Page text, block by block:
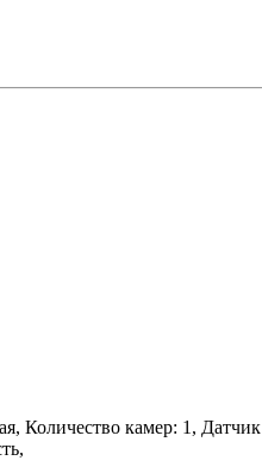
Количество камер: 1,